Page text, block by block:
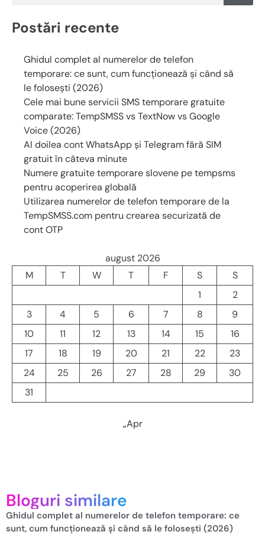
Postări recente
Ghidul complet al numerelor de telefon
temporare: ce sunt, cum funcționează și când să
le folosești (2026)
Cele mai bune servicii SMS temporare gratuite
comparate: TempSMSS vs TextNow vs Google
Voice (2026)
Al doilea cont WhatsApp și Telegram fără SIM
gratuit în câteva minute
Numere gratuite temporare slovene pe tempsms
pentru acoperirea globală
Utilizarea numerelor de telefon temporare de la
TempSMSS.com pentru crearea securizată de
cont OTP
august 2026
M
T W T F S
S
1
2
3
4 5 6 7 8
9
10
11 12 13 14 15
16
17
18 19 20 21 22
23
24
25 26 27 28 29
30
31
„Apr
Bloguri similare
Ghidul complet al numerelor de telefon temporare: ce
sunt, cum funcționează și când să le folosești (2026)